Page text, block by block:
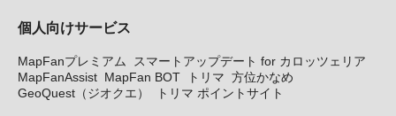
個人向けサービス
MapFanプレミアム
スマートアップデート for カロッツェリア
MapFanAssist MapFan BOT トリマ 方位かなめ
GeoQuest（ジオクエ）
トリマ ポイントサイト